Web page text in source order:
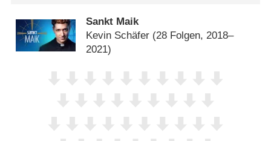
Sankt Maik
Kevin Schäfer (28 Folgen, 2018–
2021)